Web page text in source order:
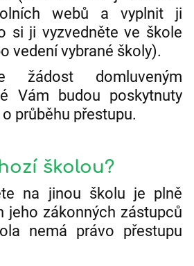
webů a vyplnit ji
si ji vyzvedněte ve škole
vedení vybrané školy).
žádost domluveným
Vám budou poskytnuty
průběhu přestupu.
školou?
na jinou školu je plně
jeho zákonných zástupců
nemá právo přestupu